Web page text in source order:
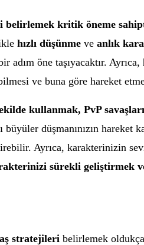
belirlemek kritik öneme
hızlı düşünme ve anlık
adım öne taşıyacaktır. Ayrıca,
ve buna göre hareket
kullanmak, PvP
düşmanınızın hareket
Ayrıca, karakterinizin
sürekli geliştirmek
stratejileri belirlemek